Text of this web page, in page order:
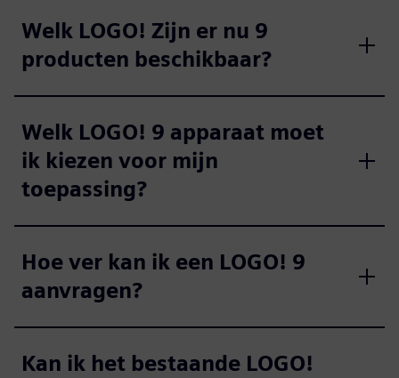
Welk LOGO! Zijn er nu 9
producten beschikbaar?
Welk LOGO! 9 apparaat moet
ik kiezen voor mijn
toepassing?
Hoe ver kan ik een LOGO! 9
aanvragen?
Kan ik het bestaande LOGO!